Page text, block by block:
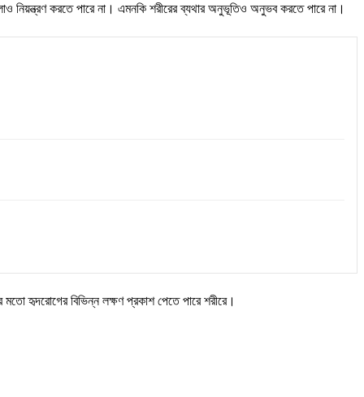
নিয়ন্ত্রণ করতে পারে না। এমনকি শরীরের ব্যথার অনুভূতিও অনুভব করতে পারে না।
মতো হৃদরোগের বিভিন্ন লক্ষণ প্রকাশ পেতে পারে শরীরে।